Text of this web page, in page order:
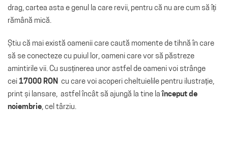
drag, cartea asta e genul la care revii, pentru că nu are cum să îți
rămână mică.
Știu că mai există oamenii care caută momente de tihnă în care
să se conecteze cu puiul lor, oameni care vor să păstreze
amintirile vii. Cu susținerea unor astfel de oameni voi strânge
cei 17000 RON cu care voi acoperi cheltuielile pentru ilustrație,
print și lansare, astfel încât să ajungă la tine laînceput de
noiembrie, cel târziu.